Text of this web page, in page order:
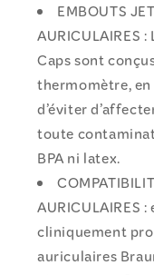
EMBOUTS
AURICULAIRES
Caps sont
thermomètre,
d’éviter
toute
BPA ni latex.
AURICULAIRES
cliniquement
auriculaires